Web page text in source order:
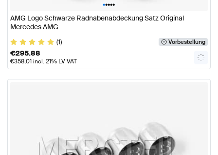
•••••
AMG Logo Schwarze Radnabenabdeckung Satz Original
Mercedes AMG
(1)
Vorbestellung
€295.88
€358.01incl. 21% LV VAT